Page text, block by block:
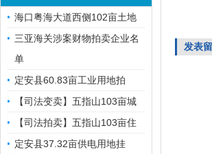
海口粤海大道西侧102亩土地
三亚海关涉案财物拍卖企业名
单
定安县60.83亩工业用地拍
【司法变卖】五指山103亩城
【司法拍卖】五指山103亩住
定安县37.32亩供电用地挂
发表